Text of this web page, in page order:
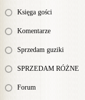
Księga gości
Komentarze
Sprzedam guziki
SPRZEDAM RÓŻNE
Forum